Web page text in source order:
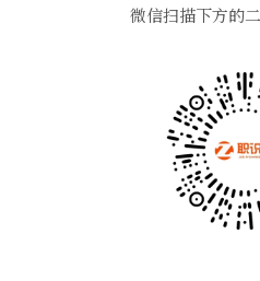
微信扫描下方的